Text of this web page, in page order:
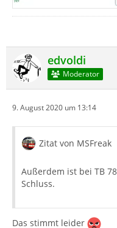
edvoldi
Moderator
9. August 2020 um 13:14
Zitat von MSFreak
Außerdem ist bei TB
Schluss.
Das stimmt leider